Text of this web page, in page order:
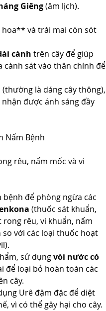
Giêng (âm lịch).
và trái mai còn sót
cành trên cây để giúp
cành sát vào thân chính để
là dáng cây thông),
được ánh sáng đầy
Nấm Bệnh
rêu, nấm mốc và vi
để phòng ngừa các
(thuốc sát khuẩn,
rêu, vi khuẩn, nấm
với các loại thuốc hoạt
sử dụng vòi nước có
để loại bỏ hoàn toàn các
cây.
Urê đậm đặc để diệt
vì có thể gây hại cho cây.